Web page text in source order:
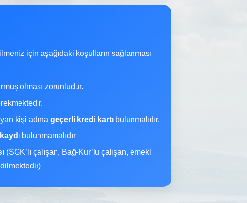
için aşağıdaki koşulların sağlanması
olması zorunludur.
kişi adına geçerli kredi kartı bulunmalıdır.
bulunmamalıdır.
(SGK’lı çalışan, Bağ-Kur’lu çalışan, emekli